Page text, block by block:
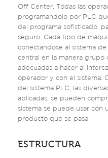
Off Center. Todas las
programandolo por PLC
del programa sofisticado,
seguro. Cada tipo de
conectandose al sistema
central en la manera grupo
adecuadas a hacer al
operador y con el sistema.
del sistema PLC; las
aplicadas, se pueden
sistema se puede usar con
producto que se pasa.
ESTRUCTURA